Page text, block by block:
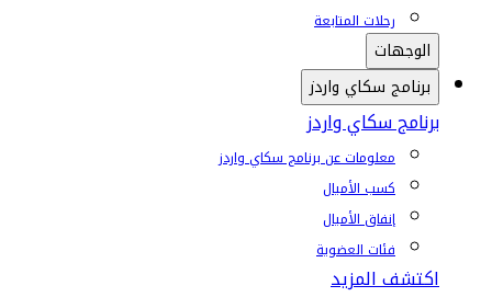
رحلات المتابعة
الوجهات
برنامج سكاي واردز
برنامج سكاي واردز
معلومات عن برنامج سكاي واردز
كسب الأميال
إنفاق الأميال
فئات العضوية
اكتشف المزيد